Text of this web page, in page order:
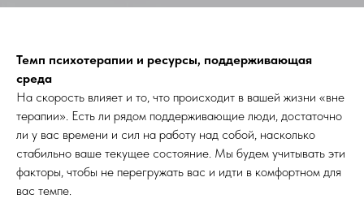
Темп психотерапии и ресурсы, поддерживающая
среда
На скорость влияет и то, что происходит в вашей жизни «вне
терапии». Есть ли рядом поддерживающие люди, достаточно
ли у вас времени и сил на работу над собой, насколько
стабильно ваше текущее состояние. Мы будем учитывать эти
факторы, чтобы не перегружать вас и идти в комфортном для
вас темпе.